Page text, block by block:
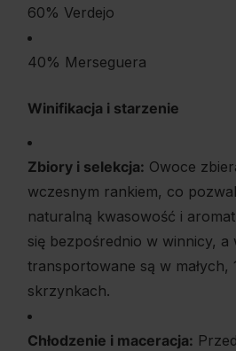
60% Verdejo
40% Merseguera
Winifikacja i starzenie
Zbiory i selekcja: Owoce
wczesnym rankiem, co
naturalną kwasowość i
się bezpośrednio w winnicy, a
transportowane są w małych,
skrzynkach.
Chłodzenie i maceracja: